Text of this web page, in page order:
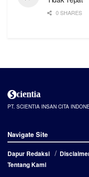
0 SHARES
PT. SCIENTIA INSAN CITA
Navigate Site
Dapur Redaksi
Tentang Kami